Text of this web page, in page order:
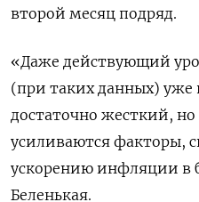
второй месяц подряд.
«Даже действующий
(при таких данных) уже
достаточно жесткий,
усиливаются факторы,
ускорению инфляции в
Беленькая.